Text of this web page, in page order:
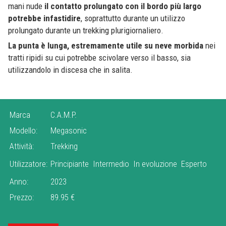
mani nude il contatto prolungato con il bordo più largo
potrebbe infastidire, soprattutto durante un utilizzo
prolungato durante un trekking plurigiornaliero.
La punta è lunga, estremamente utile su neve morbida nei
tratti ripidi su cui potrebbe scivolare verso il basso, sia
utilizzandolo in discesa che in salita.
Marca
C.A.M.P.
Modello:
Megasonic
Attività:
Trekking
Utilizzatore: Principiante Intermedio In evoluzione Esperto
Anno:
2023
Prezzo:
89.95 €